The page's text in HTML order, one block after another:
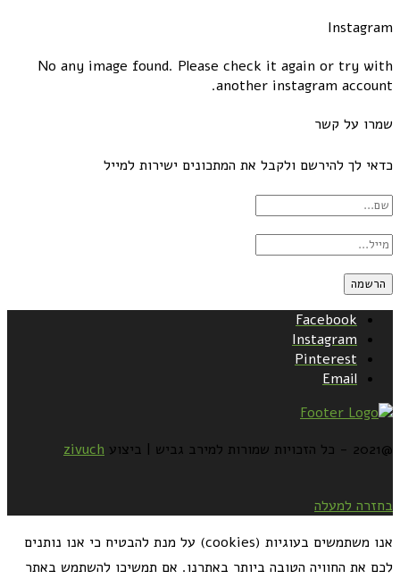
Instagram
No any image found. Please check it again or try with
another instagram account.
שמרו על קשר
כדאי לך להירשם ולקבל את המתכונים ישירות למייל
Facebook
Instagram
Pinterest
Email
@2021 - כל הזכויות שמורות למירב גביש | ביצוע zivuch
בחזרה למעלה
אנו משתמשים בעוגיות (cookies) על מנת להבטיח כי אנו נותנים
לכם את החוויה הטובה ביותר באתרנו. אם תמשיכו להשתמש באתר